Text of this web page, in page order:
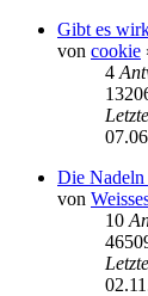
Gibt es
von cookie
4
Die
von
10